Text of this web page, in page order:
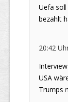
Uefa
bezahlt
20:42
USA
Trumps